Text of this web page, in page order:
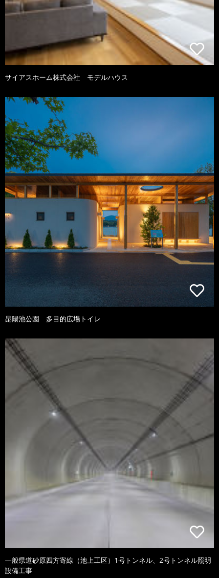
サイアスホーム株式会社 モデルハウス
昆陽池公園 多目的広場トイレ
一般県道砂原四方寄線（池上工区）1号トンネル、2号トンネル照明
設備工事